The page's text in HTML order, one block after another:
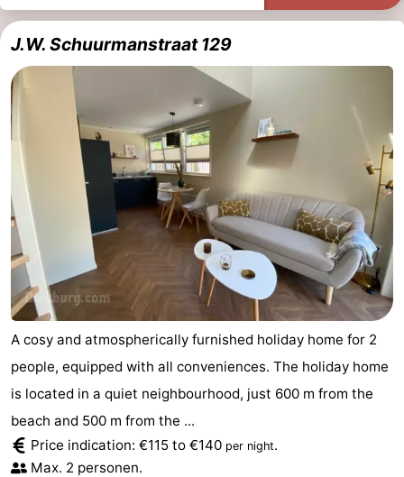
J.W. Schuurmanstraat 129
A cosy and atmospherically furnished holiday home for 2
people, equipped with all conveniences. The holiday home
is located in a quiet neighbourhood, just 600 m from the
beach and 500 m from the ...
Price indication: €115 to €140 per night.
Max. 2 personen.